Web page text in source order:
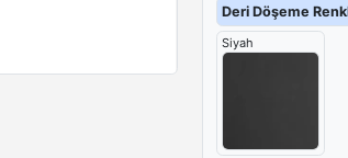
Deri Döşeme
Siyah